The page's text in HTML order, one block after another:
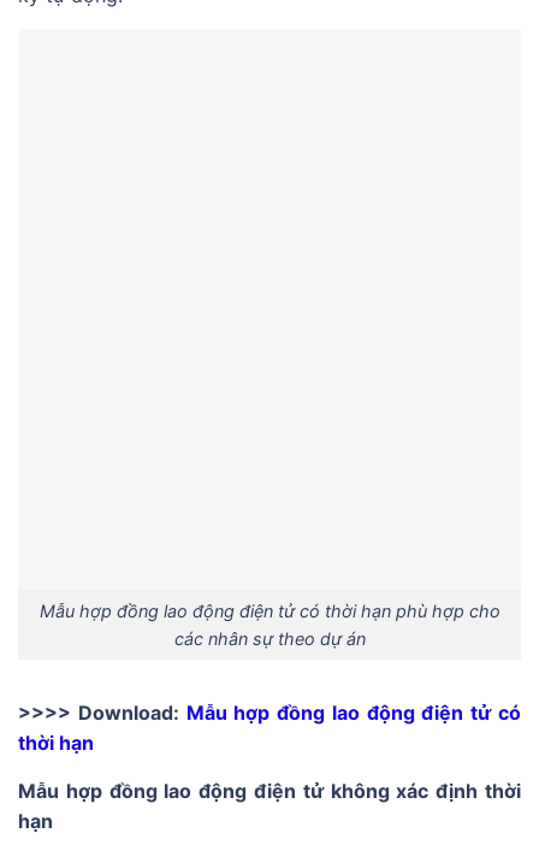
Mẫu hợp đồng lao động điện tử có thời hạn phù hợp cho
các nhân sự theo dự án
>>>> Download: Mẫu hợp đồng lao động điện tử có
thời hạn
Mẫu hợp đồng lao động điện tử không xác định thời
hạn